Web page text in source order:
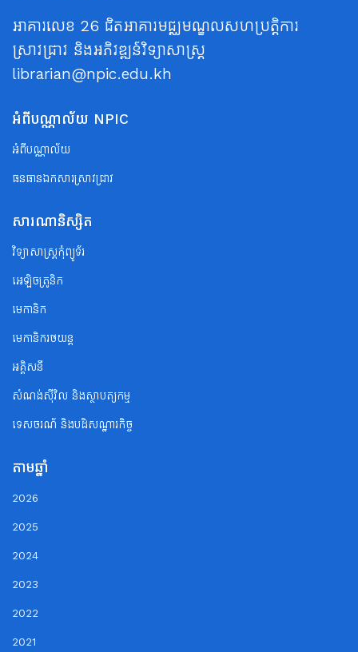
អាគារលេខ 26 ជិតអាគារមជ្ឈមណ្ឌលសហប្រត្តិការ
ស្រាវជ្រាវ និងអភិវឌ្ឍន៍វិទ្យាសាស្ត្រ
librarian@npic.edu.kh
អំពីបណ្ណាល័យ NPIC
អំពីបណ្ណាល័យ
ធនធានឯកសារស្រាវជ្រាវ
សារណានិស្សិត
វិទ្យាសាស្ត្រកុំព្យូទ័រ
អេឡិចត្រូនិក
មេកានិក
មេកានិករថយន្ត
អគ្គិសនី
សំណង់ស៊ីវិល និងស្ថាបត្យកម្ម
ទេសចរណ័ និងបដិសណ្ឋារកិច្ច
តាមឆ្នាំ
2026
2025
2024
2023
2022
2021